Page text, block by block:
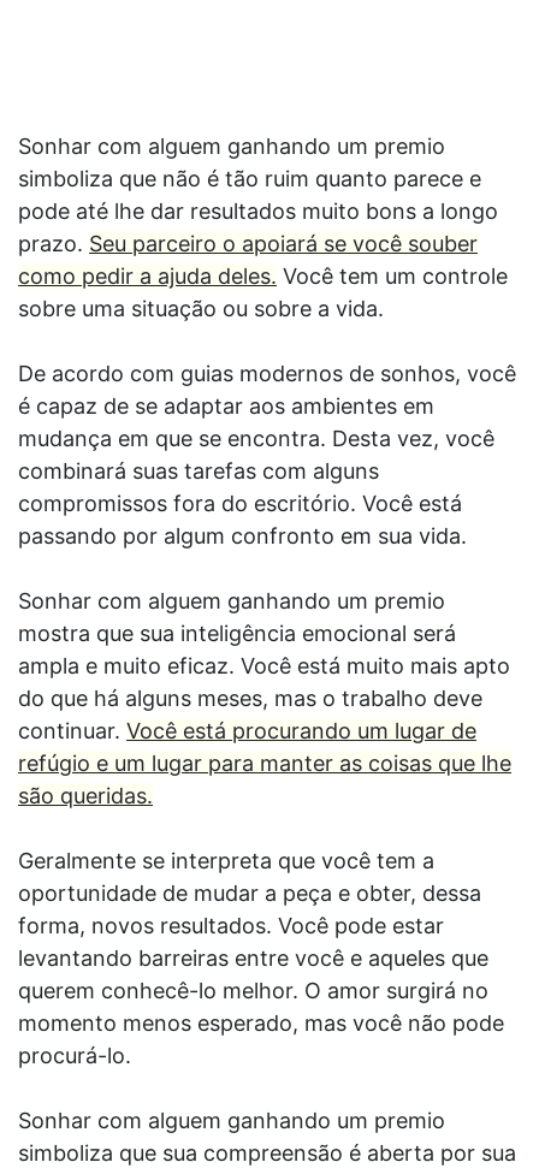
Sonhar com alguem ganhando um premio
simboliza que não é tão ruim quanto parece e
pode até lhe dar resultados muito bons a longo
prazo. Seu parceiro o apoiará se você souber
como pedir a ajuda deles. Você tem um controle
sobre uma situação ou sobre a vida.
De acordo com guias modernos de sonhos, você
é capaz de se adaptar aos ambientes em
mudança em que se encontra. Desta vez, você
combinará suas tarefas com alguns
compromissos fora do escritório. Você está
passando por algum confronto em sua vida.
Sonhar com alguem ganhando um premio
mostra que sua inteligência emocional será
ampla e muito eficaz. Você está muito mais apto
do que há alguns meses, mas o trabalho deve
continuar. Você está procurando um lugar de
refúgio e um lugar para manter as coisas que lhe
são queridas.
Geralmente se interpreta que você tem a
oportunidade de mudar a peça e obter, dessa
forma, novos resultados. Você pode estar
levantando barreiras entre você e aqueles que
querem conhecê-lo melhor. O amor surgirá no
momento menos esperado, mas você não pode
procurá-lo.
Sonhar com alguem ganhando um premio
simboliza que sua compreensão é aberta por sua